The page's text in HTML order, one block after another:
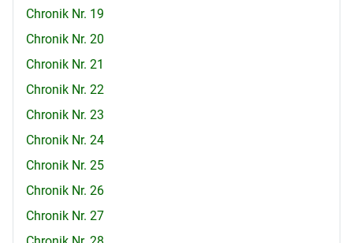
Chronik Nr. 19
Chronik Nr. 20
Chronik Nr. 21
Chronik Nr. 22
Chronik Nr. 23
Chronik Nr. 24
Chronik Nr. 25
Chronik Nr. 26
Chronik Nr. 27